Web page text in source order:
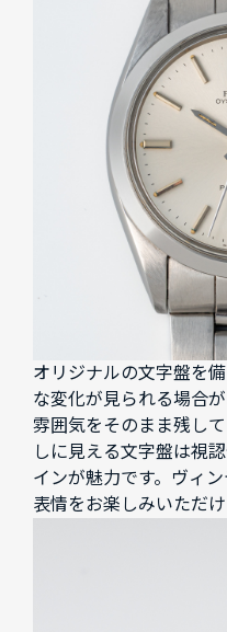
オリジナルの文字盤を
な変化が見られる場合
雰囲気をそのまま残し
しに見える文字盤は視
インが魅力です。ヴィ
表情をお楽しみいただけ